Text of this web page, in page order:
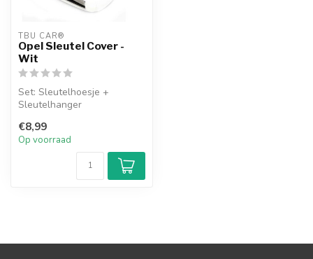
TBU CAR®
Opel Sleutel Cover -
Wit
Set: Sleutelhoesje +
Sleutelhanger
€8,99
Op voorraad